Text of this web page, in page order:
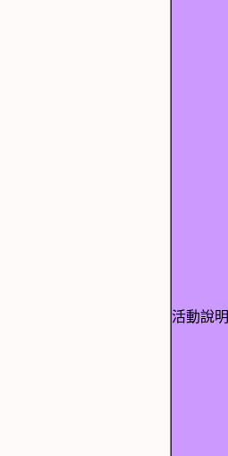
活動說明